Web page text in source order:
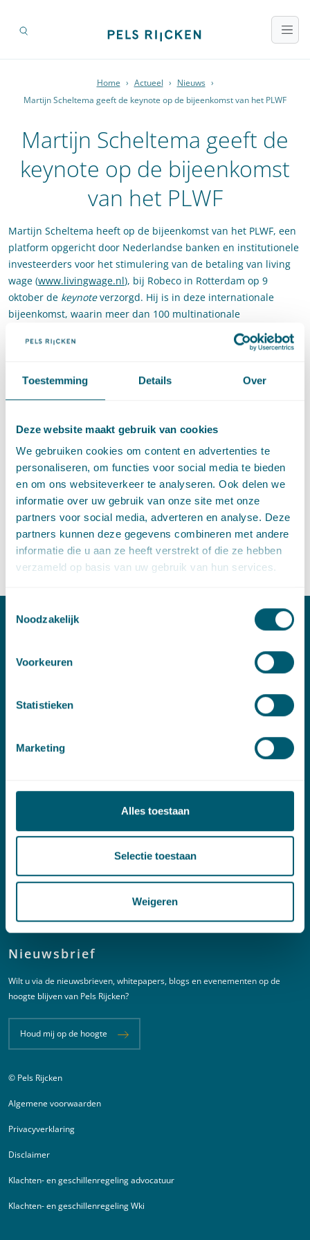
Toestemming Details Over
Deze website maakt gebruik van cookies
We gebruiken cookies om content en advertenties te
personaliseren, om functies voor social media te bieden
en om ons websiteverkeer te analyseren. Ook delen we
informatie over uw gebruik van onze site met onze
partners voor social media, adverteren en analyse. Deze
partners kunnen deze gegevens combineren met andere
informatie die u aan ze heeft verstrekt of die ze hebben
verzameld op basis van uw gebruik van hun services.
Noodzakelijk
Voorkeuren
Statistieken
Marketing
Alles toestaan
Selectie toestaan
Weigeren
Home › Actueel › Nieuws ›
Martijn Scheltema geeft de keynote op de bijeenkomst van het PLWF
Martijn Scheltema geeft de
keynote op de bijeenkomst
van het PLWF
Martijn Scheltema heeft op de bijeenkomst van het PLWF, een
platform opgericht door Nederlandse banken en institutionele
investeerders voor het stimulering van de betaling van living
wage (www.livingwage.nl), bij Robeco in Rotterdam op 9
oktober de keynoteverzorgd. Hij is in deze internationale
bijeenkomst, waarin meer dan 100 multinationale
ondernemingen, banken, institutionele investeerders, non-
gouvernementele organisaties en overheden, aanwezig waren,
bijzonder de (internationale/bindende) regulering die
bedrijven noodzaakt om een
een van de noodzakelijke voorwaarden is om bijvoorbeeld
uitbuiting van werknemers tegen te gaan, heeftliving wage
een relatie met mensenrechten en arbeidsomstandigheden en
daarmee ook een duidelijk verband methuman rights due
diligencedie in een aantal landen al wettelijk verplicht is of
gaat worden. Daarnaast heeft hij uiteengezet dat het
belangrijk is ook door middel van contractuele mechanismen
een business case te ontwikkelen voor het betalen van een
living wage.
+31 70 515 3000
T:+31 6 20 01 08 16
New Babylon
Nieuwsbrief
Wilt u via de nieuwsbrieven, whitepapers, blogs en evenementen op de
hoogte blijven van Pels Rijcken?
Houd mij op de hoogte
Juridische informatie
© Pels Rijcken
Algemene voorwaarden
Privacyverklaring
Disclaimer
Klachten- en geschillenregeling advocatuur
Klachten- en geschillenregeling Wki